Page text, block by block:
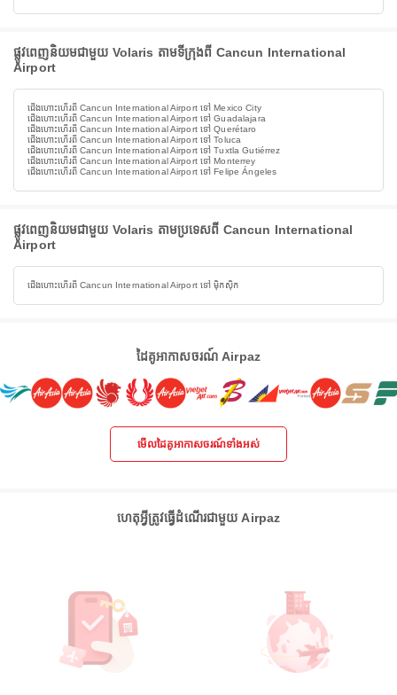
ផ្លូវពេញនិយមជាមួយ Volaris តាមទីក្រុងពី Cancun International
Airport
ជើងហោះហើរពី Cancun International Airport ទៅ Mexico City
ជើងហោះហើរពី Cancun International Airport ទៅ Guadalajara
ជើងហោះហើរពី Cancun International Airport ទៅ Querétaro
ជើងហោះហើរពី Cancun International Airport ទៅ Toluca
ជើងហោះហើរពី Cancun International Airport ទៅ Tuxtla Gutiérrez
ជើងហោះហើរពី Cancun International Airport ទៅ Monterrey
ជើងហោះហើរពី Cancun International Airport ទៅ Felipe Ángeles
ផ្លូវពេញនិយមជាមួយ Volaris តាមប្រទេសពី Cancun International
Airport
ជើងហោះហើរពី Cancun International Airport ទៅ ម៉ិកស៊ិក
ដៃគូអាកាសចរណ៍ Airpaz
មើលដៃគូអាកាសចរណ៍ទាំងអស់
ហេតុអ្វីត្រូវធ្វើដំណើរជាមួយ Airpaz